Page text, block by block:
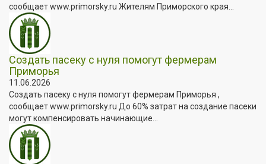
сообщает www.primorsky.ru Жителям Приморского края...
Создать пасеку с нуля помогут фермерам
Приморья
11.06.2026
Создать пасеку с нуля помогут фермерам Приморья ,
сообщает www.primorsky.ru До 60% затрат на создание пасеки
могут компенсировать начинающие...